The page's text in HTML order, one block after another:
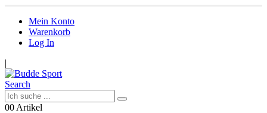
Mein Konto
Warenkorb
Log In
|
Search
00 Artikel